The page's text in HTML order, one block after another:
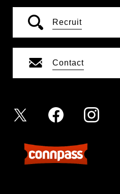
Recruit
Contact